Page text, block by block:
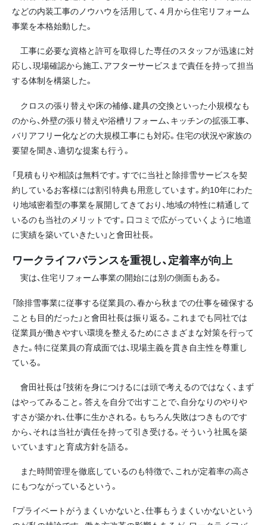
などの内装工事のノウハウを活用して、４月から住宅リフォーム
事業を本格始動した。
工事に必要な資格と許可を取得した専任のスタッフが迅速に対
応し、現場確認から施工、アフターサービスまで責任を持って担当
する体制を構築した。
クロスの張り替えや床の補修、建具の交換といった小規模なも
のから、外壁の張り替えや浴槽リフォーム、キッチンの拡張工事、
バリアフリー化などの大規模工事にも対応。住宅の状況や家族の
要望を聞き、適切な提案も行う。
「見積もりや相談は無料です。すでに当社と除排雪サービスを契
約しているお客様には割引特典も用意しています。約10年にわた
り地域密着型の事業を展開してきており、地域の特性に精通して
いるのも当社のメリットです。口コミで広がっていくように地道
に実績を築いていきたい」と會田社長。
ワークライフバランスを重視し、定着率が向上
実は、住宅リフォーム事業の開始には別の側面もある。
「除排雪事業に従事する従業員の、春から秋までの仕事を確保する
ことも目的だった」と會田社長は振り返る。これまでも同社では
従業員が働きやすい環境を整えるためにさまざまな対策を行って
きた。特に従業員の育成面では、現場主義を貫き自主性を尊重し
ている。
會田社長は「技術を身につけるには頭で考えるのではなく、まず
はやってみること。答えを自分で出すことで、自分なりのやりや
すさが築かれ、仕事に生かされる。もちろん失敗はつきものです
から、それは当社が責任を持って引き受ける。そういう社風を築
いています」と育成方針を語る。
また時間管理を徹底しているのも特徴で、これが定着率の高さ
にもつながっているという。
「プライベートがうまくいかないと、仕事もうまくいかないという